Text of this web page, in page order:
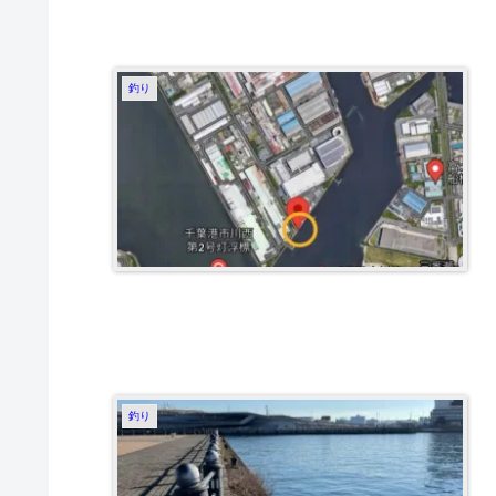
釣り
釣り